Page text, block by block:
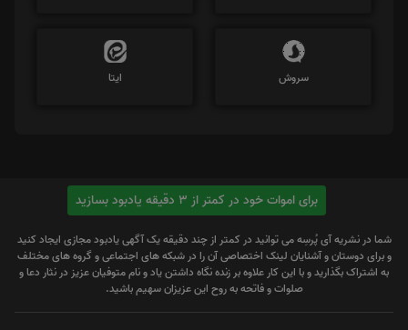
سروش ایتا
برای اموات خود در کمتر از 3 دقیقه یادبود بسازید
شما در نشریه آی پُرسِه می توانید در کمتر از چند دقیقه یک آگهی یادبود مجازی ایجاد کنید
و برای دوستان و آشنایان لینک اختصاصی آن را در شبکه های اجتماعی و گروه های مختلف
به اشتراک بگذارید و با این کار علاوه بر زنده نگاه داشتن یاد و نام متوفیان عزیز در نثار دعا و
صلوات و فاتحه به روح این عزیزان سهیم باشید.